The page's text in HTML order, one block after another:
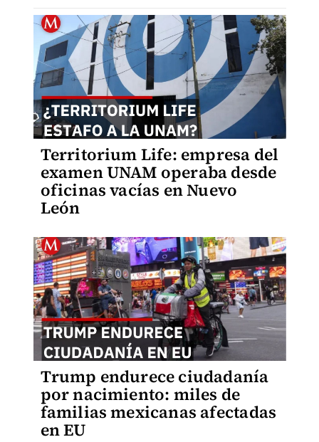
Territorium Life: empresa del
examen UNAM operaba desde
oficinas vacías en Nuevo
León
Trump endurece ciudadanía
por nacimiento: miles de
familias mexicanas afectadas
en EU